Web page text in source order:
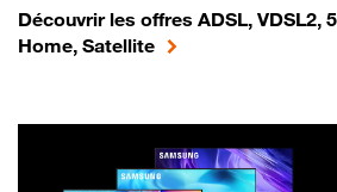
Découvrir les offres ADSL, VDSL2,
Home, Satellite